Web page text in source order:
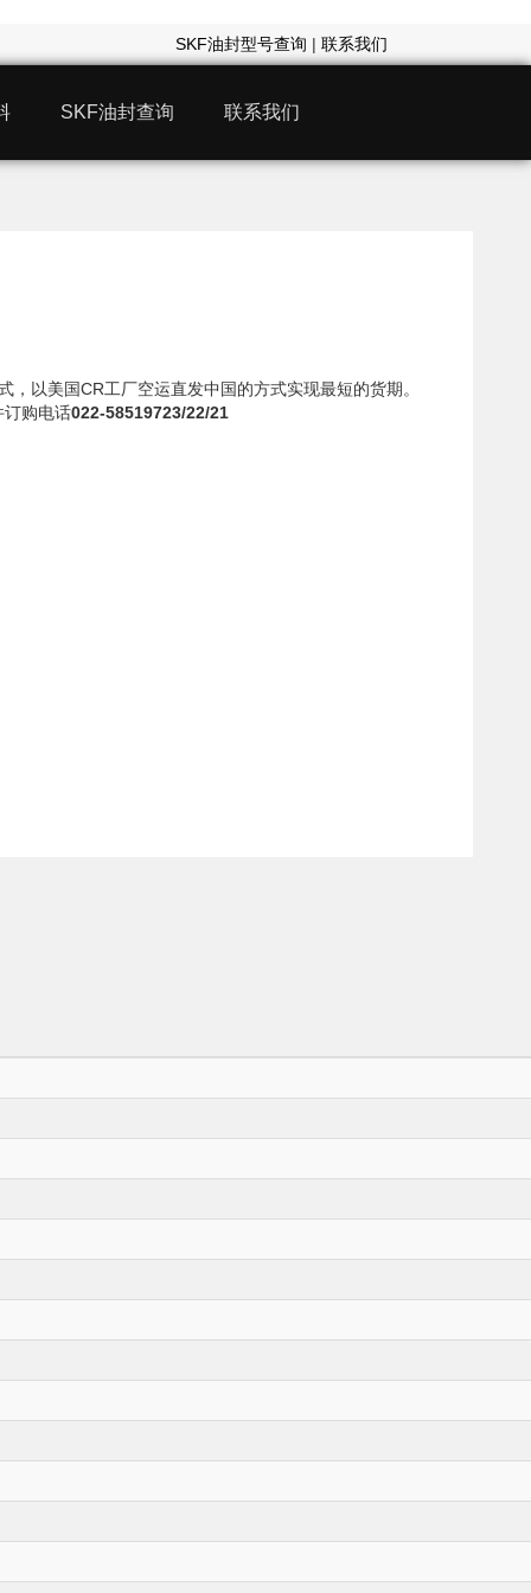
SKF油封型号查询 |联系我们
SKF油封查询 联系我们
以美国CR工厂空运直发中国的方式实现最短的货期。
购电话022-58519723/22/21